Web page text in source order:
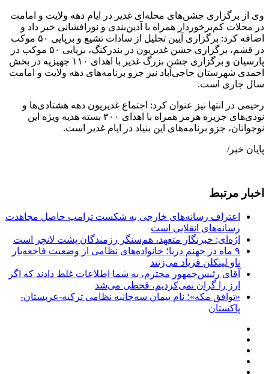
وی از برگزاری جشن‌های محله‌ای غدیر در ایام دهه ولایت و امامت
در محلات کم‌برخوردار همراه با آذین‌بندی و نورافشانی خبر داد و
اضافه کرد: برگزاری آیین تجلیل از سادات تشیع و برپایی ۵۰ موکب
در قشم، برگزاری جشن غدیریون در بندرکنگ، برپایی ۵۰ موکب در
پارسیان و برگزاری جشن بزرگ غدیر با اهدای ۱۱۰ جهیزیه در بخش
احمدی شهرستان حاجی‌آباد نیز جزو برنامه‌های دهه ولایت و امامت
سال جاری است.
رحیمی در انتها نیز عنوان کرد: اجتماع غدیریون دهه هشتادی‌ها و
نودی‌های جزیره هرمز همراه با اهدای ۳۰۰ بسته هدیه ویژه این
نوجوانان، جزو برنامه‌های این بنیاد در ایام غدیر است.
پایان خبر/
اخبار مرتبط
اعتراف رسانه‌های خارجی به شکست ترامپ حاصل مجاهدت
رسانه‌های انقلابی است
اژه‌ای: خبرنگار متعهد، هم‌سنگر رزمندگان پشت لانچر است
۹ ماه در جهنم دریا؛ خانواده‌های نظامی از وضعیت فاجعه‌بار
ناو لینکلن فریاد می‌زنند
آقای رئیس‌جمهور محترم، به شما اطلاعات غلط دادند که اگر
ارز را گران نمی‌کردیم، قحطی می‌شد
«توافق مکه»؛ نام پیمان سه‌جانبه نظامی ترکیه-عربستان-
پاکستان